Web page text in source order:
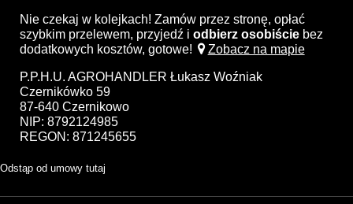
Nie czekaj w kolejkach! Zamów przez stronę, opłać
szybkim przelewem, przyjedź i odbierz osobiście bez
dodatkowych kosztów, gotowe!
Zobacz na mapie
P.P.H.U. AGROHANDLER Łukasz Woźniak
Czernikówko 59
87-640 Czernikowo
NIP: 8792124985
REGON: 871245655
Odstąp od umowy tutaj